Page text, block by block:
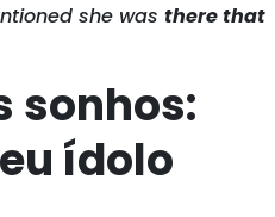
she wasthere that
sonhos:
ídolo